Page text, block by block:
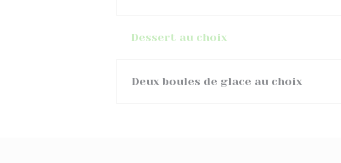
Dessert au choix
Deux boules de glace au choix